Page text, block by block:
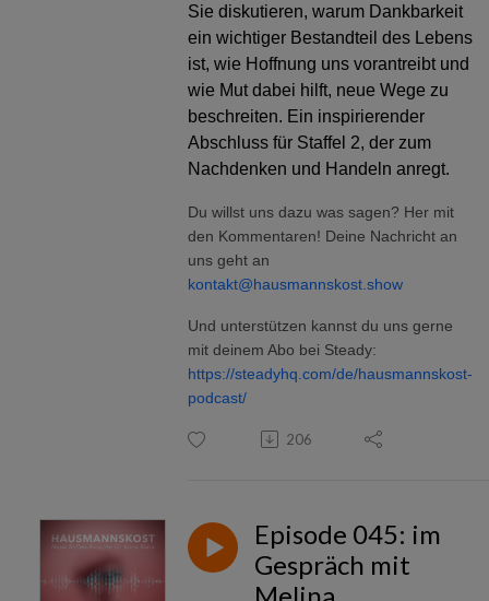
Sie diskutieren, warum Dankbarkeit
ein wichtiger Bestandteil des Lebens
ist, wie Hoffnung uns vorantreibt und
wie Mut dabei hilft, neue Wege zu
beschreiten. Ein inspirierender
Abschluss für Staffel 2, der zum
Nachdenken und Handeln anregt.
Du willst uns dazu was sagen? Her mit
den Kommentaren! Deine Nachricht an
uns geht an
kontakt@hausmannskost.show
Und unterstützen kannst du uns gerne
mit deinem Abo bei Steady:
https://steadyhq.com/de/hausmannskost-
podcast/
206
Episode 045: im
Gespräch mit